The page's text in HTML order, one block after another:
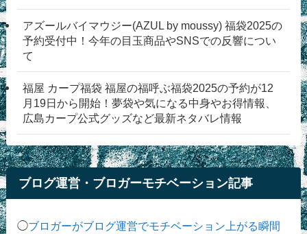
アズールバイマウジー(AZUL by moussy) 福袋2025の
予約受付中！今年の目玉商品やSNSでの反響につい
て
福屋 カープ福袋 福屋の福呼ぶ福袋2025の予約が12
月19日から開始！夢袋や気になる中身やお得情報、
広島カープ公式グッズなど最新ネタバレ情報
ブログ運営・ブロガーモチベーション記事
◯ブロガーがブログ運営でモチベーション上がる瞬間